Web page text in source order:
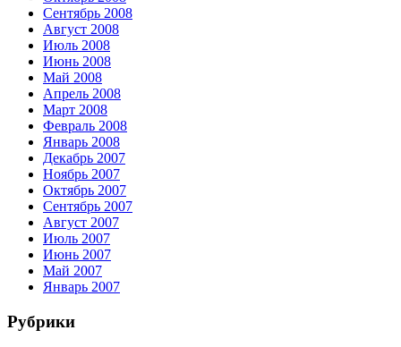
Сентябрь 2008
Август 2008
Июль 2008
Июнь 2008
Май 2008
Апрель 2008
Март 2008
Февраль 2008
Январь 2008
Декабрь 2007
Ноябрь 2007
Октябрь 2007
Сентябрь 2007
Август 2007
Июль 2007
Июнь 2007
Май 2007
Январь 2007
Рубрики